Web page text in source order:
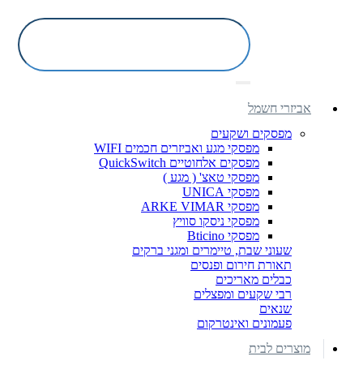
אביזרי חשמל
מפסקים ושקעים
מפסקי מגע ואביזרים חכמים WIFI
מפסקים אלחוטיים QuickSwitch
מפסקי טאצ' ( מגע )
מפסקי UNICA
מפסקי ARKE VIMAR
מפסקי ניסקו סוויץ
מפסקי Bticino
שעוני שבת, טיימרים ומגני ברקים
תאורת חירום ופנסים
כבלים מאריכים
רבי שקעים ומפצלים
שנאים
פעמונים ואינטרקום
מוצרים לבית